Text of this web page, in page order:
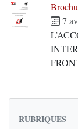
7
RUBRIQUES